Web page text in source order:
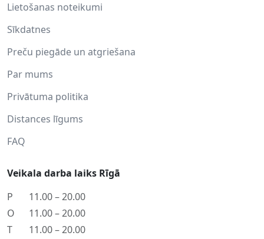
Lietošanas noteikumi
Sīkdatnes
Preču piegāde un atgriešana
Par mums
Privātuma politika
Distances līgums
FAQ
Veikala darba laiks Rīgā
P
11.00 – 20.00
O
11.00 – 20.00
T
11.00 – 20.00